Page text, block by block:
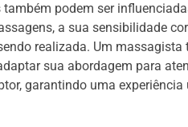
podem ser
a sua sensibilidade
realizada. Um massagista
sua abordagem para
garantindo uma experiência